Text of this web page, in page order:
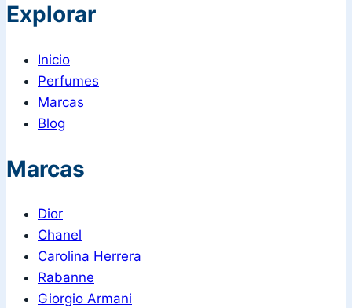
Explorar
Inicio
Perfumes
Marcas
Blog
Marcas
Dior
Chanel
Carolina Herrera
Rabanne
Giorgio Armani